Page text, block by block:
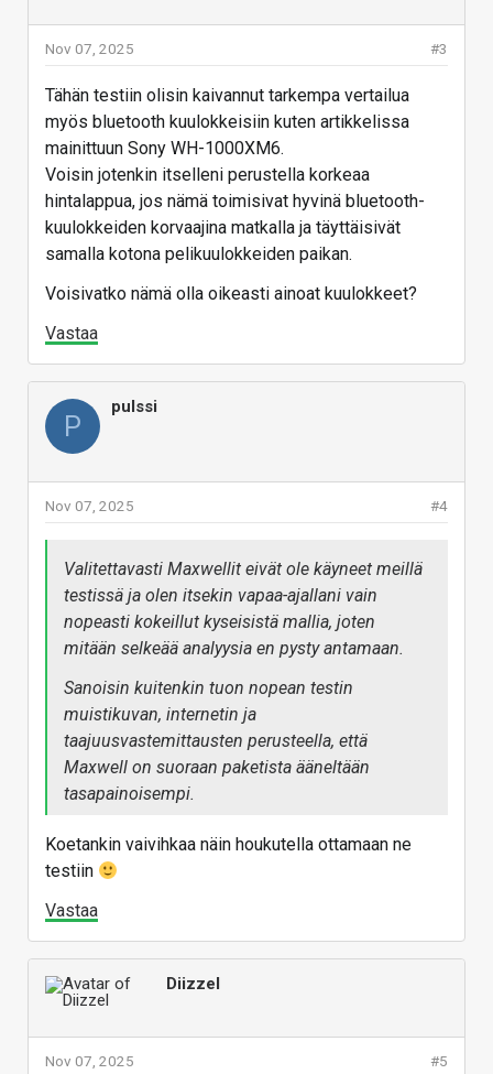
#3
Nov 07, 2025
Tähän testiin olisin kaivannut tarkempa vertailua
myös bluetooth kuulokkeisiin kuten artikkelissa
mainittuun Sony WH-1000XM6.
Voisin jotenkin itselleni perustella korkeaa
hintalappua, jos nämä toimisivat hyvinä bluetooth-
kuulokkeiden korvaajina matkalla ja täyttäisivät
samalla kotona pelikuulokkeiden paikan.
Voisivatko nämä olla oikeasti ainoat kuulokkeet?
Vastaa
P
pulssi
#4
Nov 07, 2025
Valitettavasti Maxwellit eivät ole käyneet meillä
testissä ja olen itsekin vapaa-ajallani vain
nopeasti kokeillut kyseisistä mallia, joten
mitään selkeää analyysia en pysty antamaan.
Sanoisin kuitenkin tuon nopean testin
muistikuvan, internetin ja
taajuusvastemittausten perusteella, että
Maxwell on suoraan paketista ääneltään
tasapainoisempi.
Haluan korostaa, että en tosiaan ole Maxwellejä
käyttänyt päässäni yli 5 minuuttia ja tämä
arvaus pohjatuu enemmän siihen, mitä
internetissä yleisesti on arvioitu ja
taajuusvastemittauksista on nähtävissä.
Koetankin vaivihkaa näin houkutella ottamaan ne
testiin
Vastaa
Diizzel
#5
Nov 07, 2025